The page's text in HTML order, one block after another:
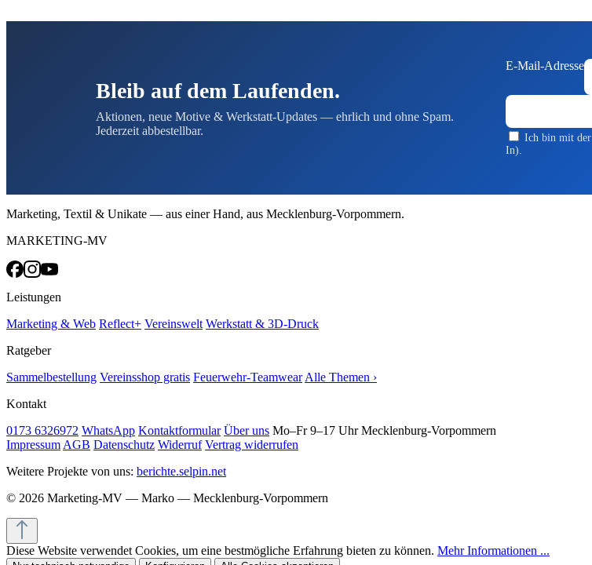
Bleib auf dem Laufenden.
Aktionen, neue Motive & Werkstatt-Updates — ehrlich und ohne Spam.
Jederzeit abbestellbar.
E-Mail-Adresse
Ich bin mit der
In).
Marketing, Textil & Unikate — aus einer Hand, aus Mecklenburg-Vorpommern.
MARKETING-MV
Leistungen
Marketing & Web Reflect+ Vereinswelt Werkstatt & 3D-Druck
Ratgeber
Sammelbestellung Vereinsshop gratis Feuerwehr-Teamwear Alle Themen ›
Kontakt
0173 6326972 WhatsApp Kontaktformular Über uns Mo–Fr 9–17 Uhr Mecklenburg-Vorpommern
Impressum AGB Datenschutz Widerruf Vertrag widerrufen
Weitere Projekte von uns: berichte.selpin.net
© 2026 Marketing-MV — Marko — Mecklenburg-Vorpommern
Diese Website verwendet Cookies, um eine bestmögliche Erfahrung bieten zu können. Mehr Informationen ...